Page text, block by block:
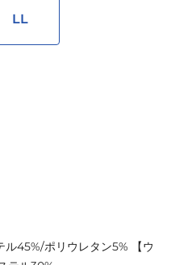
LL
45%/ポリウレタン5% 【ウ